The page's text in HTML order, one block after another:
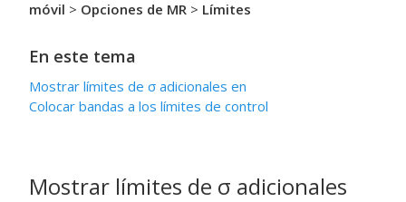
móvil > Opciones de MR > Límites
En este tema
Mostrar límites de σ adicionales en
Colocar bandas a los límites de control
Mostrar límites de σ adicionales